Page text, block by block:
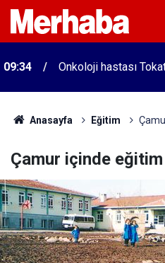
09:34 Onkoloji hastası
Anasayfa Eğitim
Çamur içinde eğitim